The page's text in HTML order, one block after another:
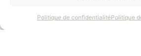
Politique de confidentialitéPolitique